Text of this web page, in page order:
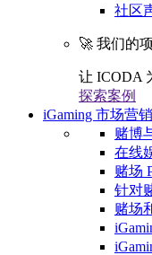
社区
🚀 我们的
让 ICODA
探索案例
iGaming 市场营销
赌博
在线
赌场
针对
赌场